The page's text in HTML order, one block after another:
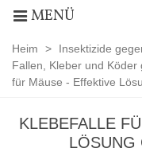
MENÜ
Heim > Insektizide
Fallen, Kleber und
für Mäuse - Effektive
KLEBEFALLE
LÖSUNG